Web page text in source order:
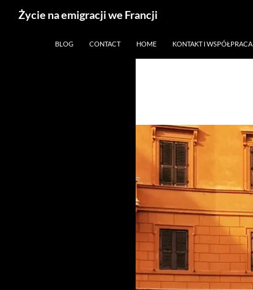
Życie na emigracji we Francji
BLOG CONTACT HOME KONTAKT I WSPÓŁPRACA